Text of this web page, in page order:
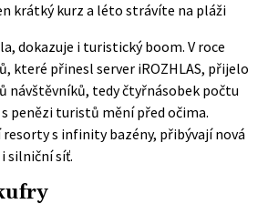
krátký kurz a léto strávíte na pláži
dokazuje i turistický boom. V roce
které přinesl server iROZHLAS, přijelo
návštěvníků, tedy čtyřnásobek počtu
penězi turistů mění před očima.
s infinity bazény, přibývají nová
silniční síť.